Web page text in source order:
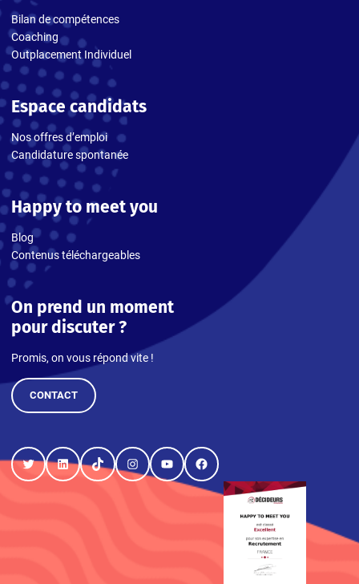
Bilan de compétences
Coaching
Outplacement Individuel
Espace candidats
Nos offres d’emploi
Candidature spontanée
Happy to meet you
Blog
Contenus téléchargeables
On prend un moment
pour discuter ?
Promis, on vous répond vite !
CONTACT
TwitterLinkedInTikTokInstagram
YouTubeFacebook